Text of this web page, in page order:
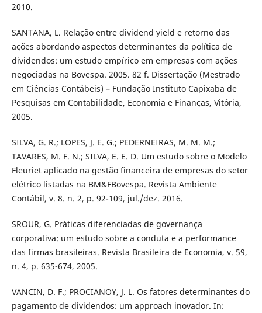
2010.
SANTANA, L. Relação entre dividend yield e retorno das
ações abordando aspectos determinantes da política de
dividendos: um estudo empírico em empresas com ações
negociadas na Bovespa. 2005. 82 f. Dissertação (Mestrado
em Ciências Contábeis) – Fundação Instituto Capixaba de
Pesquisas em Contabilidade, Economia e Finanças, Vitória,
2005.
SILVA, G. R.; LOPES, J. E. G.; PEDERNEIRAS, M. M. M.;
TAVARES, M. F. N.; SILVA, E. E. D. Um estudo sobre o Modelo
Fleuriet aplicado na gestão financeira de empresas do setor
elétrico listadas na BM&FBovespa. Revista Ambiente
Contábil, v. 8. n. 2, p. 92-109, jul./dez. 2016.
SROUR, G. Práticas diferenciadas de governança
corporativa: um estudo sobre a conduta e a performance
das firmas brasileiras. Revista Brasileira de Economia, v. 59,
n. 4, p. 635-674, 2005.
VANCIN, D. F.; PROCIANOY, J. L. Os fatores determinantes do
pagamento de dividendos: um approach inovador. In: